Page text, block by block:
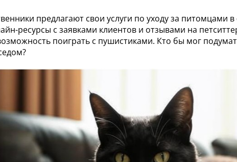
предлагают свои услуги по уходу за питомцами
ресурсы с заявками клиентов и отзывами на
поиграть с пушистиками. Кто бы мог